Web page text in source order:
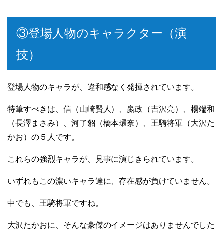
③登場人物のキャラクター（演
技）
登場人物のキャラが、違和感なく発揮されています。
特筆すべきは、信（山崎賢人）、嬴政（吉沢亮）、楊端和
（長澤まさみ）、河了貂（橋本環奈）、王騎将軍（大沢た
かお）の５人です。
これらの強烈キャラが、見事に演じきられています。
いずれもこの濃いキャラ達に、存在感が負けていません。
中でも、王騎将軍ですね。
大沢たかおに、そんな豪傑のイメージはありませんでした